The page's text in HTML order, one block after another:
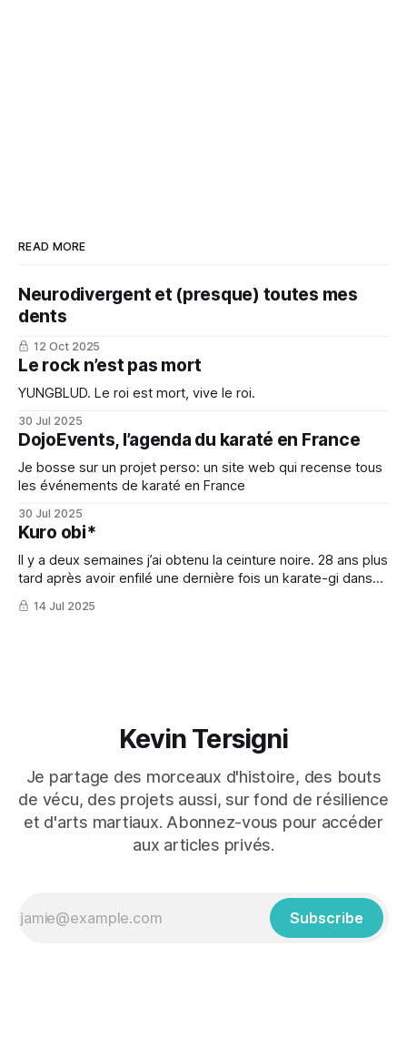
READ MORE
Neurodivergent et (presque) toutes mes
dents
12 Oct 2025
Le rock n’est pas mort
YUNGBLUD. Le roi est mort, vive le roi.
30 Jul 2025
DojoEvents, l’agenda du karaté en France
Je bosse sur un projet perso: un site web qui recense tous
les événements de karaté en France
30 Jul 2025
Kuro obi*
Il y a deux semaines j’ai obtenu la ceinture noire. 28 ans plus
tard après avoir enfilé une dernière fois un karate-gi dans
ma vie d’ado.
14 Jul 2025
Kevin Tersigni
Je partage des morceaux d'histoire, des bouts
de vécu, des projets aussi, sur fond de résilience
et d'arts martiaux. Abonnez-vous pour accéder
aux articles privés.
Subscribe